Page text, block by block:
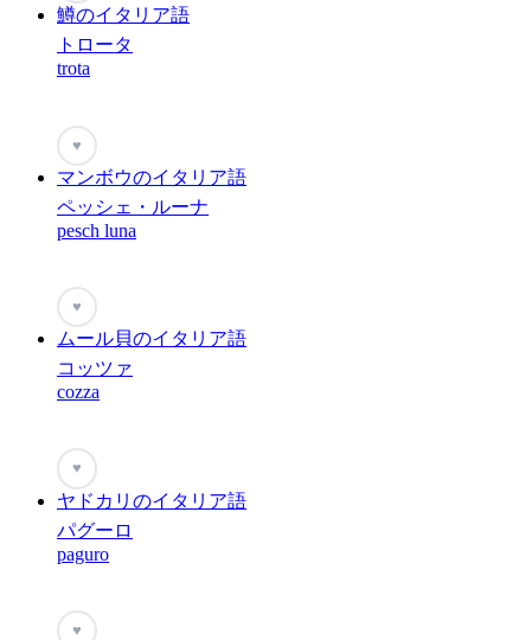
鱒のイタリア語
トロータ
trota
♥
マンボウのイタリア語
ペッシェ・ルーナ
pesch luna
♥
ムール貝のイタリア語
コッツァ
cozza
♥
ヤドカリのイタリア語
パグーロ
paguro
♥